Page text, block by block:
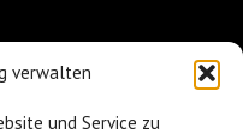
verwalten
und Service zu